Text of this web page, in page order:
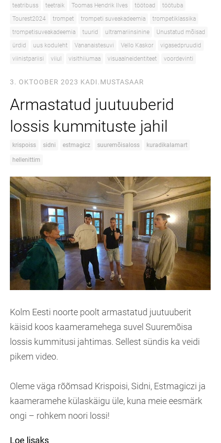
teatribuss
teetraik Toomas Hendrik Ilves töötoad
töötuba
Tourest2024
trompet trompeti suveakadeemia
trompetiklassika
trompetisuveakadeemia
tuurid ultramariinsinine
Unustatud mõisad
ürdid
uus koduleht Vananaistesuvi Vello Kaskor
vigasedpruudid
viinistpariisi
viiul visithiiumaa visuaalneidentiteet voordevinti
3. OKTOOBER 2023 KADI.MUSTASAAR
Armastatud juutuuberid
lossis kummituste jahil
krispoiss sidni estmagicz suuremõisaloss kuradikalamart
hellenittim
Kolm Eesti noorte poolt armastatud juutuuberit
käisid koos kaameramehega suvel Suuremõisa
lossis kummitusi jahtimas. Sellest sündis ka veidi
pikem video.
Oleme väga rõõmsad Krispoisi, Sidni, Estmagiczi ja
kaameramehe külaskäigu üle, kuna meie eesmärk
ongi – rohkem noori lossi!
Loe lisaks